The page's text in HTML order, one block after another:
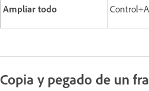
Ampliar todo
Copia y pegado de un